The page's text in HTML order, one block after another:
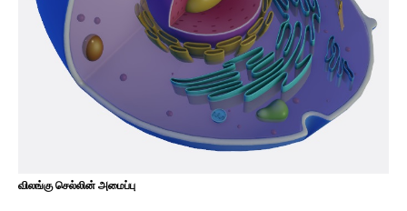
விலங்கு செல்லின் அமைப்பு